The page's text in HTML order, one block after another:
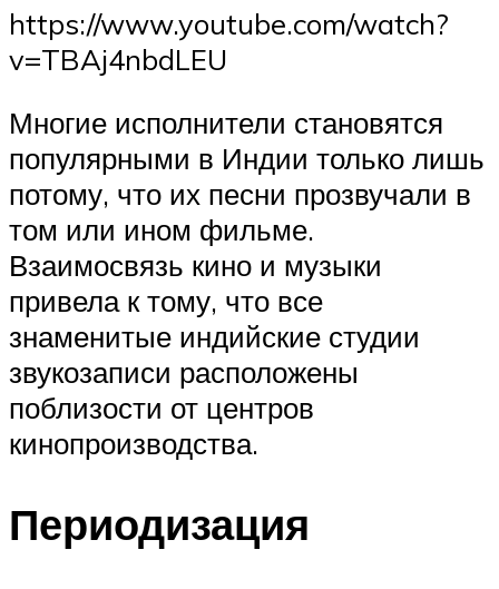
https://www.youtube.com/watch?
v=TBAj4nbdLEU
Многие исполнители становятся
популярными в Индии только лишь
потому, что их песни прозвучали в
том или ином фильме.
Взаимосвязь кино и музыки
привела к тому, что все
знаменитые индийские студии
звукозаписи расположены
поблизости от центров
кинопроизводства.
Периодизация